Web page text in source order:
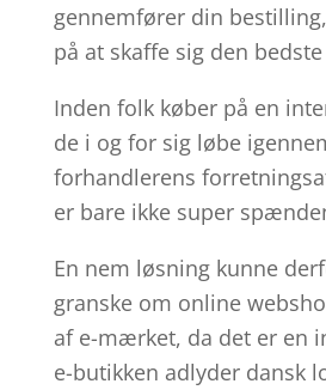
gennemfører din
på at skaffe sig den
Inden folk køber på en
de i og for sig løbe
forhandlerens
er bare ikke super
En nem løsning kunne
granske om online
af e-mærket, da det er en
e-butikken adlyder dansk